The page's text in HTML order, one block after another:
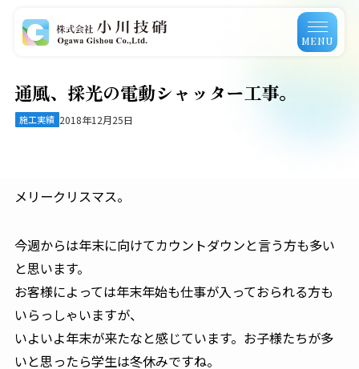
MENU
通風、採光の電動シャッター工事。
施工実績 2018年12月25日
メリークリスマス。
今週からは年末に向けてカウントダウンと言う方も多い
と思います。
お客様によっては年末年始も仕事が入っておられる方も
いらっしゃいますが、
いよいよ年末が来たなと感じています。お子様たちが多
いと思ったら学生は冬休みですね。